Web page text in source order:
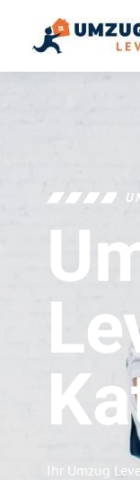
Ihr Umzug